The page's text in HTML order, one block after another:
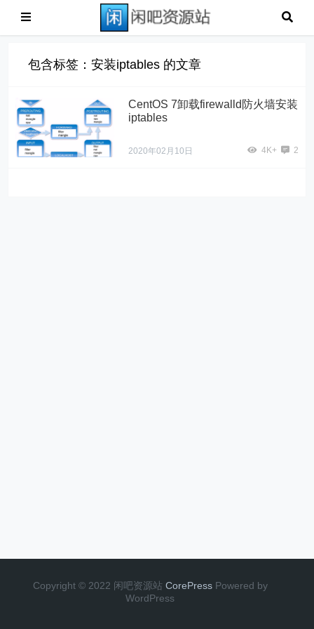
包含标签：安装iptables 的文章
CentOS 7卸载firewalld防火墙安装
iptables
2020年02月10日 4K+ 2
Copyright © 2022 闲吧资源站 CorePress Powered by
WordPress